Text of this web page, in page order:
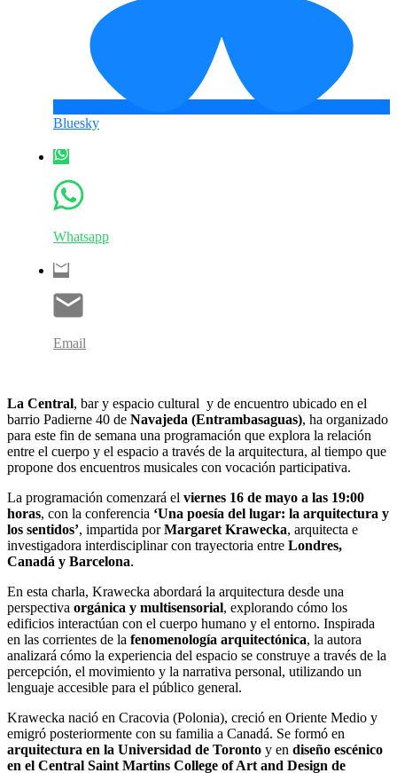
Bluesky
Whatsapp
Email
La Central, bar y espacio cultural y de encuentro ubicado en el
barrio Padierne 40 de Navajeda (Entrambasaguas), ha organizado
para este fin de semana una programación que explora la relación
entre el cuerpo y el espacio a través de la arquitectura, al tiempo que
propone dos encuentros musicales con vocación participativa.
La programación comenzará el viernes 16 de mayo a las 19:00
horas, con la conferencia ‘Una poesía del lugar: la arquitectura y
los sentidos’, impartida porMargaret Krawecka, arquitecta e
investigadora interdisciplinar con trayectoria entre Londres,
Canadá y Barcelona.
En esta charla, Krawecka abordará la arquitectura desde una
perspectiva orgánica y multisensorial, explorando cómo los
edificios interactúan con el cuerpo humano y el entorno. Inspirada
en las corrientes de la fenomenología arquitectónica, la autora
analizará cómo la experiencia del espacio se construye a través de la
percepción, el movimiento y la narrativa personal, utilizando un
lenguaje accesible para el público general.
Krawecka nació en Cracovia (Polonia), creció en Oriente Medio y
emigró posteriormente con su familia a Canadá. Se formó en
arquitectura en la Universidad de Toronto y en diseño escénico
en el Central Saint Martins College of Art and Design de